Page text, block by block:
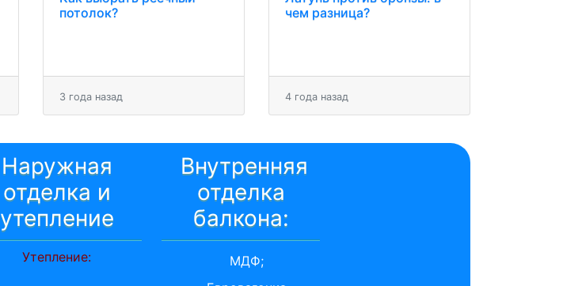
потолок?
3 года назад
чем разница?
4 года назад
Наружная
отделка и
утепление
Утепление:
Внутренняя
отделка
балкона:
МДФ;